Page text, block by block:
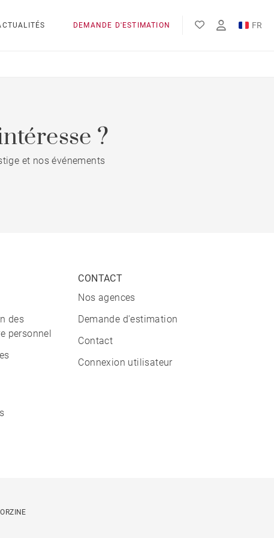
DEMANDE D'ESTIMATION
FR
?
et nos événements
des
personnel
CONTACT
Nos agences
Demande d'estimation
Contact
Connexion utilisateur